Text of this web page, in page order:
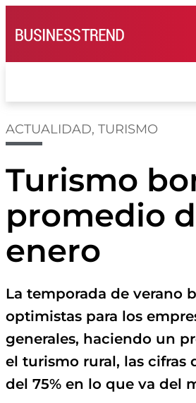
ACTUALIDAD, TURISMO
Turismo
promedio
enero
La temporada de verano
optimistas para los
generales, haciendo un
el turismo rural, las
del 75% en lo que va del